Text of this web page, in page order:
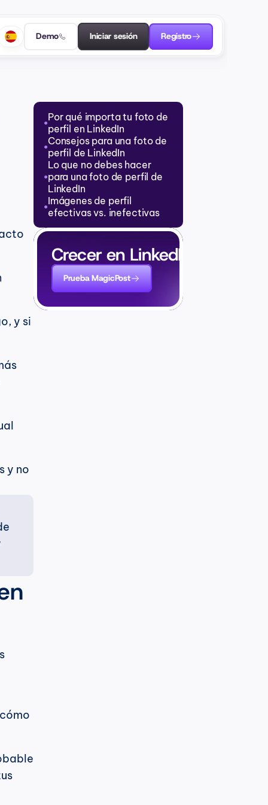
Demo Iniciar sesión Registro
y si
y no
●Por qué importa tu foto de
perfil en LinkedIn
●Consejos para una foto de
perfil de LinkedIn
●
Lo que no debes hacer
para una foto de perfil de
LinkedIn
●Imágenes de perfil
efectivas vs. inefectivas
Crecer en LinkedIn con IA
Prueba MagicPost